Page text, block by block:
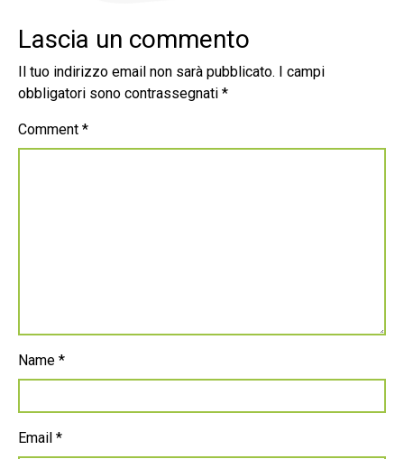
Lascia un commento
Il tuo indirizzo email non sarà pubblicato.
I campi
obbligatori sono contrassegnati *
Comment *
Name *
Email *